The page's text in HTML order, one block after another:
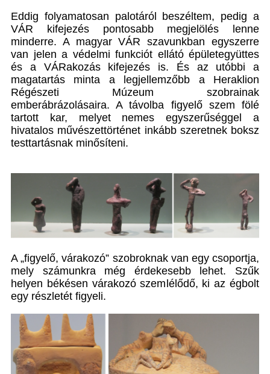
Eddig folyamatosan palotáról beszéltem, pedig a
VÁR kifejezés pontosabb megjelölés lenne
minderre. A magyar VÁR szavunkban egyszerre
van jelen a védelmi funkciót ellátó épületegyüttes
és a VÁRakozás kifejezés is. És az utóbbi a
magatartás minta a legjellemzőbb a Heraklion
Régészeti Múzeum szobrainak
emberábrázolásaira. A távolba figyelő szem fölé
tartott kar, melyet nemes egyszerűséggel a
hivatalos művészettörténet inkább szeretnek boksz
testtartásnak minősíteni.
A „figyelő, várakozó” szobroknak van egy csoportja,
mely számunkra még érdekesebb lehet. Szűk
helyen békésen várakozó szemlélődő, ki az égbolt
egy részletét figyeli.